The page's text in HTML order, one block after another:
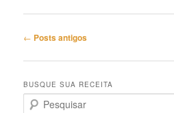
Navegação
posts
← Posts antigos
BUSQUE SUA RECEITA